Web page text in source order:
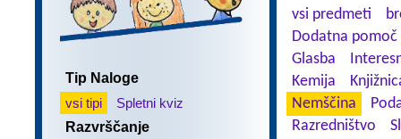
Tip Naloge
vsi tipi
Spletni kviz
Razvrščanje
vsi predmeti
Dodatna
Glasba
Kemija
Nemščina
Razredništvo